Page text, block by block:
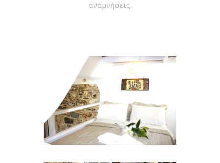
αναμνήσεις.